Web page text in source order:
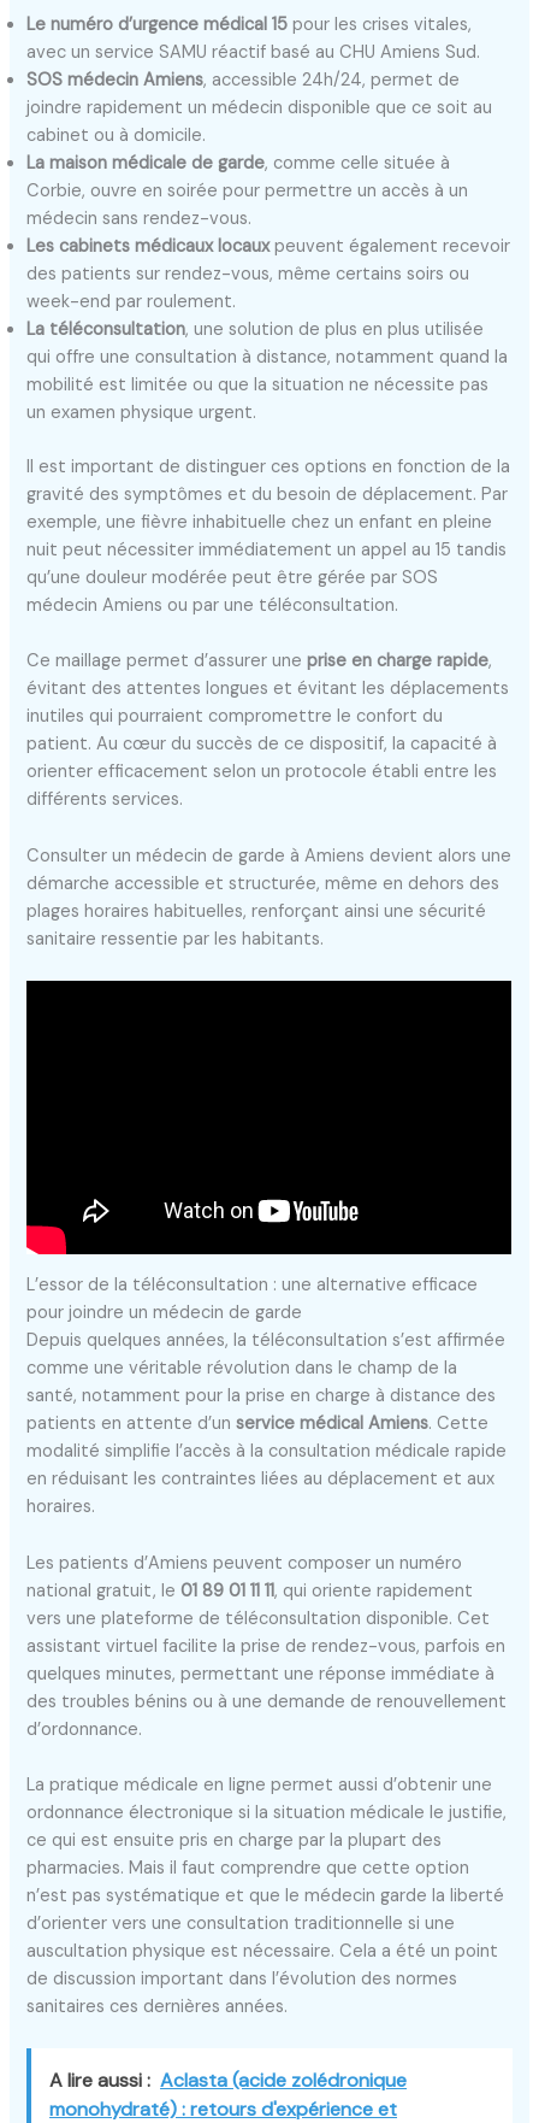
Le numéro d’urgence médical 15 pour les crises vitales,
avec un service SAMU réactif basé au CHU Amiens Sud.
SOS médecin Amiens, accessible 24h/24, permet de
joindre rapidement un médecin disponible que ce soit au
cabinet ou à domicile.
La maison médicale de garde, comme celle située à
Corbie, ouvre en soirée pour permettre un accès à un
médecin sans rendez-vous.
Les cabinets médicaux locauxpeuvent également recevoir
des patients sur rendez-vous, même certains soirs ou
week-end par roulement.
La téléconsultation, une solution de plus en plus utilisée
qui offre une consultation à distance, notamment quand la
mobilité est limitée ou que la situation ne nécessite pas
un examen physique urgent.
Il est important de distinguer ces options en fonction de la
gravité des symptômes et du besoin de déplacement. Par
exemple, une fièvre inhabituelle chez un enfant en pleine
nuit peut nécessiter immédiatement un appel au 15 tandis
qu’une douleur modérée peut être gérée par SOS
médecin Amiens ou par une téléconsultation.
Ce maillage permet d’assurer uneprise en charge rapide,
évitant des attentes longues et évitant les déplacements
inutiles qui pourraient compromettre le confort du
patient. Au cœur du succès de ce dispositif, la capacité à
orienter efficacement selon un protocole établi entre les
différents services.
Consulter un médecin de garde à Amiens devient alors une
démarche accessible et structurée, même en dehors des
plages horaires habituelles, renforçant ainsi une sécurité
sanitaire ressentie par les habitants.
L’essor de la téléconsultation : une alternative efficace
pour joindre un médecin de garde
Depuis quelques années, la téléconsultation s’est affirmée
comme une véritable révolution dans le champ de la
santé, notamment pour la prise en charge à distance des
patients en attente d’unservice médical Amiens. Cette
modalité simplifie l’accès à la consultation médicale rapide
en réduisant les contraintes liées au déplacement et aux
horaires.
Les patients d’Amiens peuvent composer un numéro
national gratuit, le01 89 01 11 11, qui oriente rapidement
vers une plateforme de téléconsultation disponible. Cet
assistant virtuel facilite la prise de rendez-vous, parfois en
quelques minutes, permettant une réponse immédiate à
des troubles bénins ou à une demande de renouvellement
d’ordonnance.
La pratique médicale en ligne permet aussi d’obtenir une
ordonnance électronique si la situation médicale le justifie,
ce qui est ensuite pris en charge par la plupart des
pharmacies. Mais il faut comprendre que cette option
n’est pas systématique et que le médecin garde la liberté
d’orienter vers une consultation traditionnelle si une
auscultation physique est nécessaire. Cela a été un point
de discussion important dans l’évolution des normes
sanitaires ces dernières années.
A lire aussi : Aclasta (acide zolédronique
monohydraté) : retours d'expérience et